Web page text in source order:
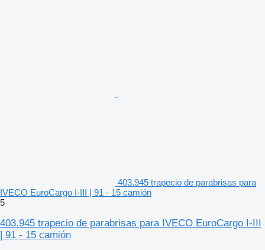
403.945 trapecio de parabrisas para
IVECO EuroCargo I-III | 91 - 15 camión
5
403.945 trapecio de parabrisas para IVECO EuroCargo I-III
| 91 - 15 camión